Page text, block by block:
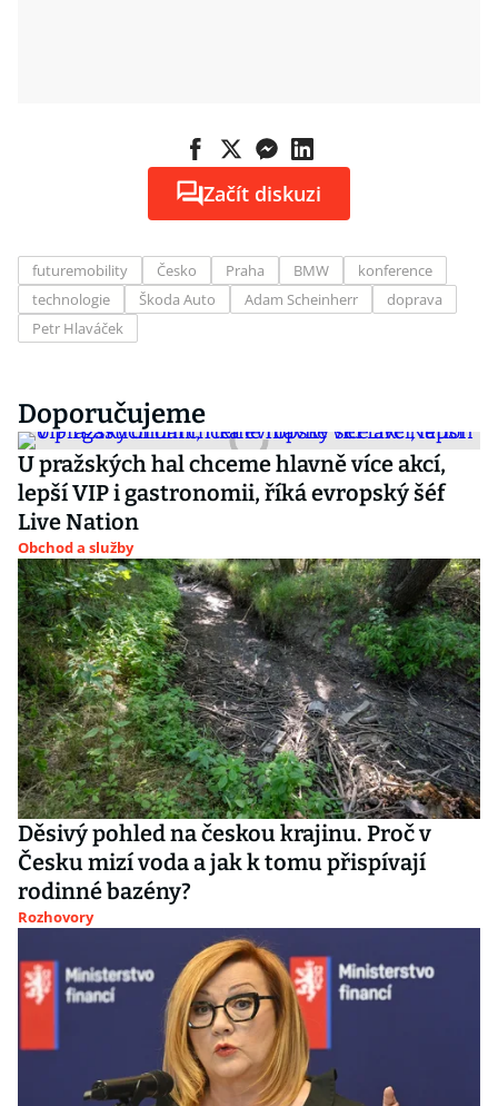
Začít diskuzi
futuremobility Česko Praha BMW
konference
technologie
Škoda Auto Adam Scheinherr
doprava
Petr Hlaváček
Doporučujeme
U pražských hal chceme hlavně více akcí,
lepší VIP i gastronomii, říká evropský šéf
Live Nation
Obchod a služby
Děsivý pohled na českou krajinu. Proč v
Česku mizí voda a jak k tomu přispívají
rodinné bazény?
Rozhovory